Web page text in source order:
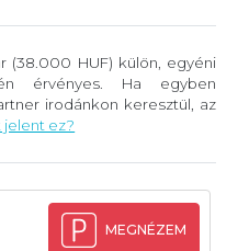
(38.000 HUF) külön, egyéni
érvényes. Ha egyben
irodánkon keresztül, az
jelent ez?
MEGNÉZEM